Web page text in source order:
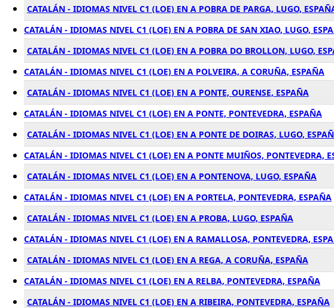
CATALÁN - IDIOMAS NIVEL C1 (LOE) EN A POBRA DE PARGA, LUGO,
CATALÁN - IDIOMAS NIVEL C1 (LOE) EN A POBRA DE SAN XIAO, LUGO,
CATALÁN - IDIOMAS NIVEL C1 (LOE) EN A POBRA DO BROLLON, LUGO,
CATALÁN - IDIOMAS NIVEL C1 (LOE) EN A POLVEIRA, A CORUÑA, ESPAÑA
CATALÁN - IDIOMAS NIVEL C1 (LOE) EN A PONTE, OURENSE, ESPAÑA
CATALÁN - IDIOMAS NIVEL C1 (LOE) EN A PONTE, PONTEVEDRA, ESPAÑA
CATALÁN - IDIOMAS NIVEL C1 (LOE) EN A PONTE DE DOIRAS, LUGO,
CATALÁN - IDIOMAS NIVEL C1 (LOE) EN A PONTE MUIÑOS, PONTEVEDRA,
CATALÁN - IDIOMAS NIVEL C1 (LOE) EN A PONTENOVA, LUGO, ESPAÑA
CATALÁN - IDIOMAS NIVEL C1 (LOE) EN A PORTELA, PONTEVEDRA, ESPAÑA
CATALÁN - IDIOMAS NIVEL C1 (LOE) EN A PROBA, LUGO, ESPAÑA
CATALÁN - IDIOMAS NIVEL C1 (LOE) EN A RAMALLOSA, PONTEVEDRA,
CATALÁN - IDIOMAS NIVEL C1 (LOE) EN A REGA, A CORUÑA, ESPAÑA
CATALÁN - IDIOMAS NIVEL C1 (LOE) EN A RELBA, PONTEVEDRA, ESPAÑA
CATALÁN - IDIOMAS NIVEL C1 (LOE) EN A RIBEIRA, PONTEVEDRA, ESPAÑA